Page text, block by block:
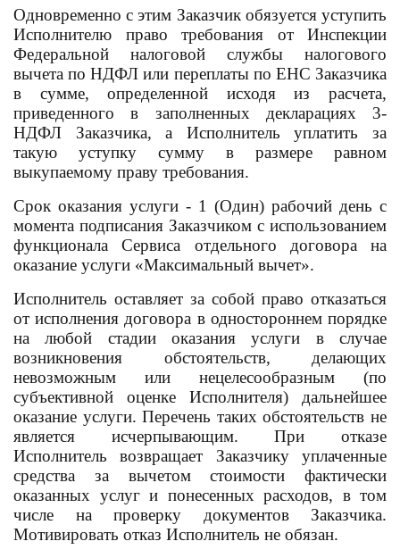
Одновременно с этим Заказчик обязуется уступить
Исполнителю право требования от Инспекции
Федеральной налоговой службы налогового
вычета по НДФЛ или переплаты по ЕНС Заказчика
в сумме, определенной исходя из расчета,
приведенного в заполненных декларациях 3-
НДФЛ Заказчика, а Исполнитель уплатить за
такую уступку сумму в размере равном
выкупаемому праву требования.
Срок оказания услуги - 1 (Один) рабочий день с
момента подписания Заказчиком с использованием
функционала Сервиса отдельного договора на
оказание услуги «Максимальный вычет».
Исполнитель оставляет за собой право отказаться
от исполнения договора в одностороннем порядке
на любой стадии оказания услуги в случае
возникновения обстоятельств, делающих
невозможным или нецелесообразным (по
субъективной оценке Исполнителя) дальнейшее
оказание услуги. Перечень таких обстоятельств не
является исчерпывающим. При отказе
Исполнитель возвращает Заказчику уплаченные
средства за вычетом стоимости фактически
оказанных услуг и понесенных расходов, в том
числе на проверку документов Заказчика.
Мотивировать отказ Исполнитель не обязан.